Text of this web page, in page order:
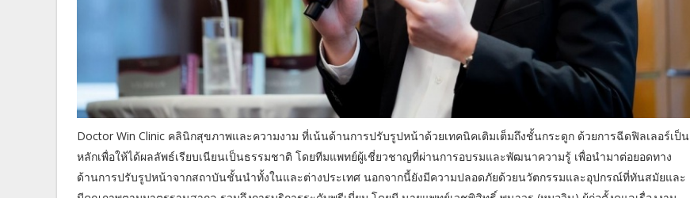
Doctor Win Clinic คลินิกสุขภาพและความงาม ที่เน้นด้านการปรับรูปหน้าด้วยเทคนิคเติมเต็มถึงชั้นกระดูก ด้วยการฉีดฟิลเลอร์เป็น
หลักเพื่อให้ได้ผลลัพธ์เรียบเนียนเป็นธรรมชาติ โดยทีมแพทย์ผู้เชี่ยวชาญที่ผ่านการอบรมและพัฒนาความรู้ เพื่อนำมาต่อยอดทาง
ด้านการปรับรูปหน้าจากสถาบันชั้นนำทั้งในและต่างประเทศ นอกจากนี้ยังมีความปลอดภัยด้วยนวัตกรรมและอุปกรณ์ที่ทันสมัยและ